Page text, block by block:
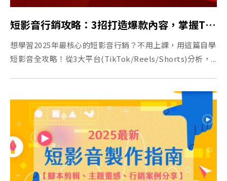
短影音行銷攻略：3招打造爆款內容，掌握TikTok、Reels、Shorts流量密碼
想學習2025年最核心的短影音行銷？不用上課，用這篇自學
短影音全攻略！從3大平台(TikTok/Reels/Shorts)分析，...